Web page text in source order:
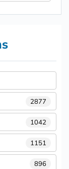
2877
1042
1151
896